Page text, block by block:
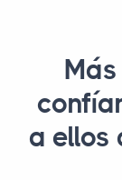
a ellos